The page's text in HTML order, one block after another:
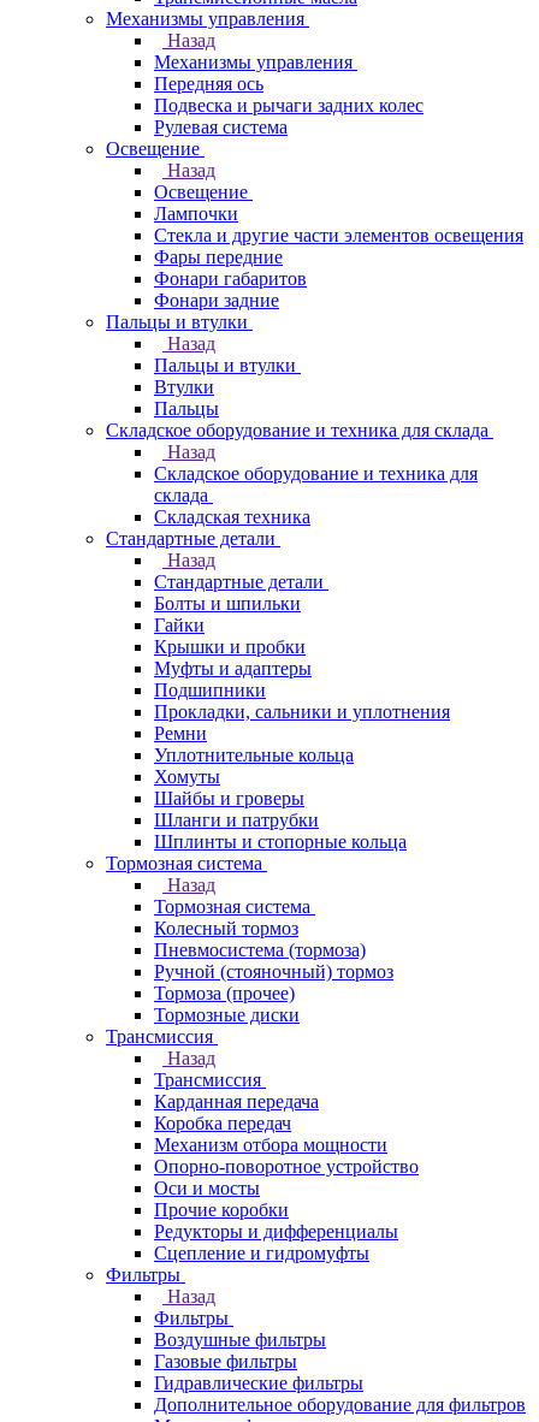
Механизмы управления
Назад
Механизмы управления
Передняя ось
Подвеска и рычаги задних колес
Рулевая система
Освещение
Назад
Освещение
Лампочки
Стекла и другие части элементов освещения
Фары передние
Фонари габаритов
Фонари задние
Пальцы и втулки
Назад
Пальцы и втулки
Втулки
Пальцы
Складское оборудование и техника для склада
Назад
Складское оборудование и техника для
склада
Складская техника
Стандартные детали
Назад
Стандартные детали
Болты и шпильки
Гайки
Крышки и пробки
Муфты и адаптеры
Подшипники
Прокладки, сальники и уплотнения
Ремни
Уплотнительные кольца
Хомуты
Шайбы и гроверы
Шланги и патрубки
Шплинты и стопорные кольца
Тормозная система
Назад
Тормозная система
Колесный тормоз
Пневмосиcтема (тормоза)
Ручной (стояночный) тормоз
Тормоза (прочее)
Тормозные диски
Трансмиссия
Назад
Трансмиссия
Карданная передача
Коробка передач
Механизм отбора мощности
Опорно-поворотное устройство
Оси и мосты
Прочие коробки
Редукторы и дифференциалы
Сцепление и гидромуфты
Фильтры
Назад
Фильтры
Воздушные фильтры
Газовые фильтры
Гидравлические фильтры
Дополнительное оборудование для фильтров